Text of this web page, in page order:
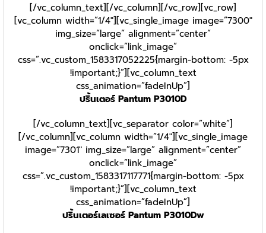
[/vc_column_text][/vc_column][/vc_row][vc_row]
[vc_column width=”1/4″][vc_single_image image=”7300″
img_size=”large” alignment=”center”
onclick=”link_image”
css=”.vc_custom_1583317052225{margin-bottom: -5px
!important;}”][vc_column_text
css_animation=”fadeInUp”]
ปริ้นเตอร์ Pantum P3010D
[/vc_column_text][vc_separator color=”white”]
[/vc_column][vc_column width=”1/4″][vc_single_image
image=”7301″ img_size=”large” alignment=”center”
onclick=”link_image”
css=”.vc_custom_1583317117771{margin-bottom: -5px
!important;}”][vc_column_text
css_animation=”fadeInUp”]
ปริ้นเตอร์เลเซอร์ Pantum P3010Dw